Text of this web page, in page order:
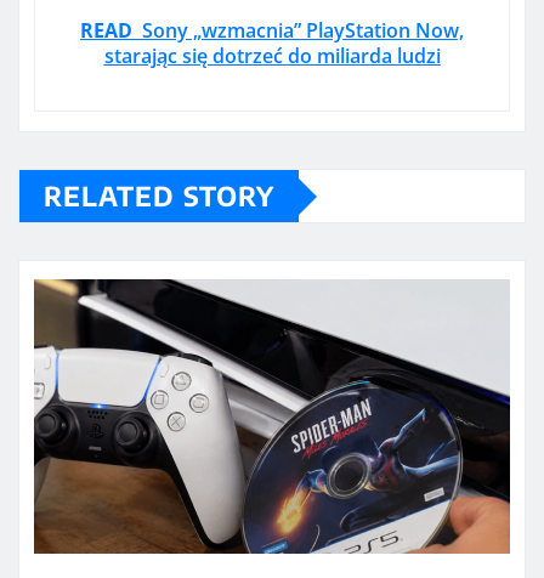
READ Sony „wzmacnia” PlayStation Now,
starając się dotrzeć do miliarda ludzi
RELATED STORY